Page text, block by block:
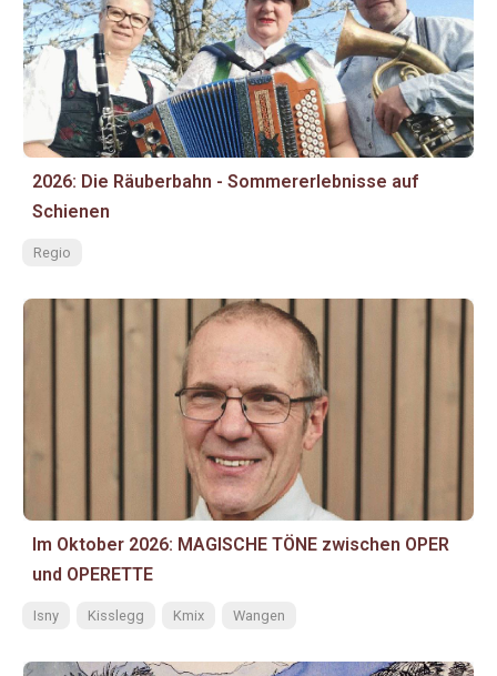
2026: Die Räuberbahn - Sommererlebnisse auf
Schienen
Regio
Im Oktober 2026: MAGISCHE TÖNE zwischen OPER
und OPERETTE
Isny Kisslegg Kmix Wangen